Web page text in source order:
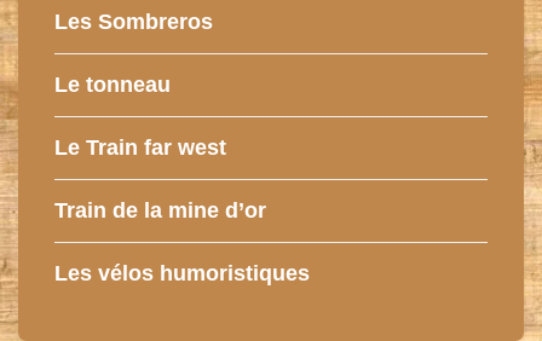
Les Sombreros
Le tonneau
Le Train far west
Train de la mine d’or
Les vélos humoristiques